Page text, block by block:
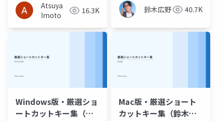
Atsuya
Imoto
16.3K 鈴木広野 40.7K
Windows版・厳選ショ
ートカットキー集（鈴
Mac版・厳選ショート
カットキー集（鈴木広